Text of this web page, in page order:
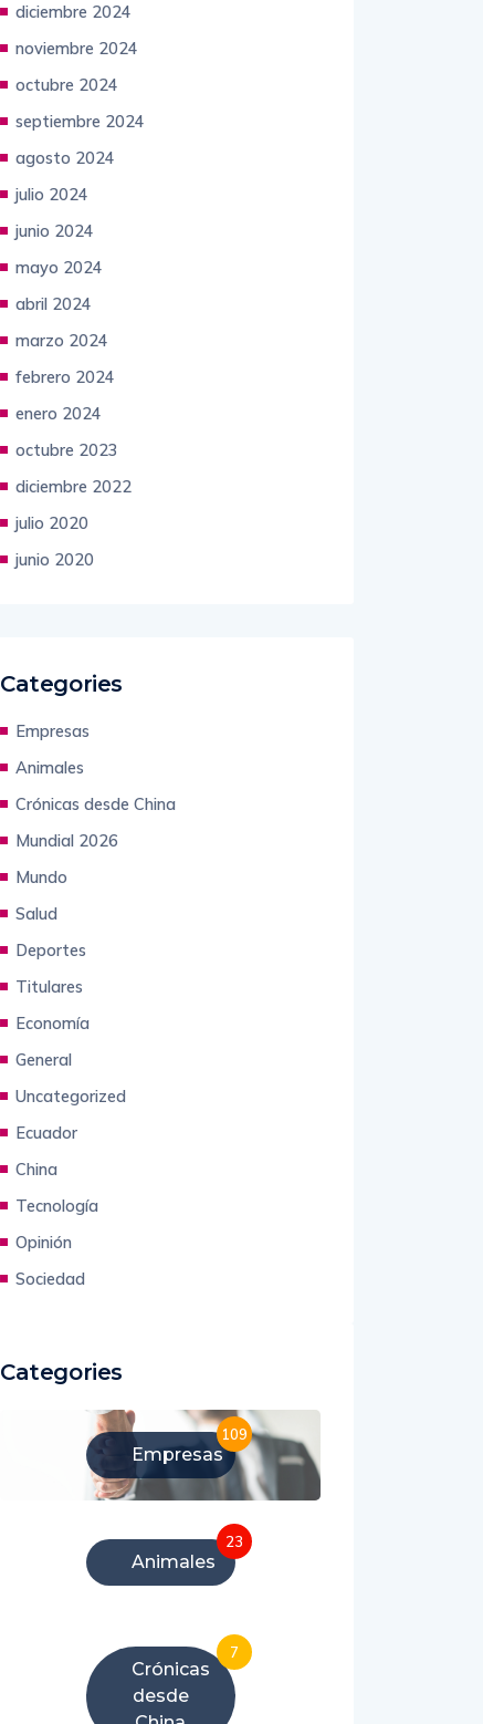
diciembre 2024
noviembre 2024
octubre 2024
septiembre 2024
agosto 2024
julio 2024
junio 2024
mayo 2024
abril 2024
marzo 2024
febrero 2024
enero 2024
octubre 2023
diciembre 2022
julio 2020
junio 2020
Categories
Empresas
Animales
Crónicas desde China
Mundial 2026
Mundo
Salud
Deportes
Titulares
Economía
General
Uncategorized
Ecuador
China
Tecnología
Opinión
Sociedad
Categories
Empresas
109
Animales
23
Crónicas
desde
7